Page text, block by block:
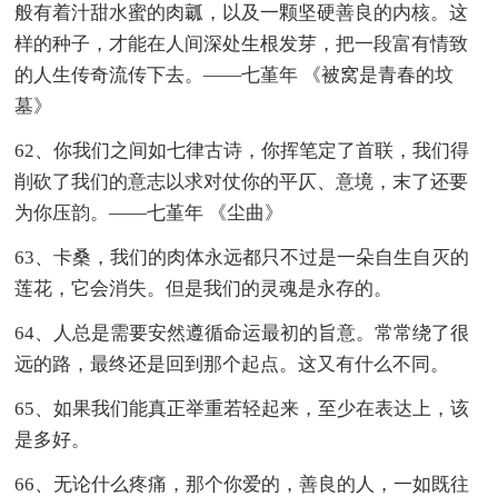
般有着汁甜水蜜的肉瓤，以及一颗坚硬善良的内核。这
样的种子，才能在人间深处生根发芽，把一段富有情致
的人生传奇流传下去。——七堇年 《被窝是青春的坟
墓》
62、你我们之间如七律古诗，你挥笔定了首联，我们得
削砍了我们的意志以求对仗你的平仄、意境，末了还要
为你压韵。——七堇年 《尘曲》
63、卡桑，我们的肉体永远都只不过是一朵自生自灭的
莲花，它会消失。但是我们的灵魂是永存的。
64、人总是需要安然遵循命运最初的旨意。常常绕了很
远的路，最终还是回到那个起点。这又有什么不同。
65、如果我们能真正举重若轻起来，至少在表达上，该
是多好。
66、无论什么疼痛，那个你爱的，善良的人，一如既往